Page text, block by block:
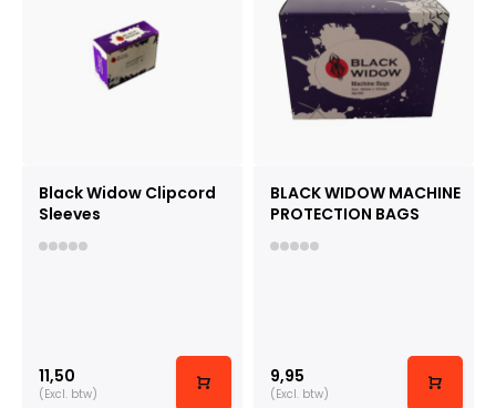
Black Widow Clipcord
Sleeves
11,50
(Excl. btw)
BLACK WIDOW MACHINE
PROTECTION BAGS
9,95
(Excl. btw)